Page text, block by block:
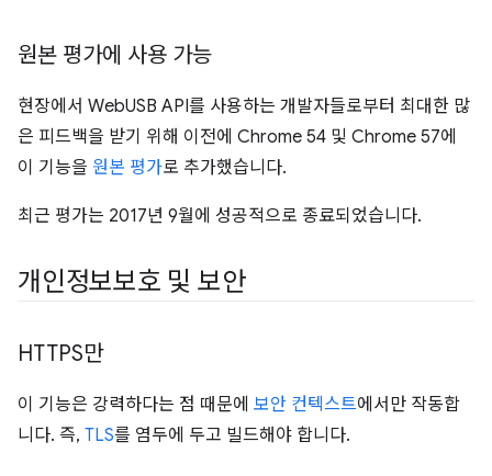
원본 평가에 사용 가능
현장에서 WebUSB API를 사용하는 개발자들로부터 최대한 많
은 피드백을 받기 위해 이전에 Chrome 54 및 Chrome 57에
이 기능을 원본 평가로 추가했습니다.
최근 평가는 2017년 9월에 성공적으로 종료되었습니다.
개인정보보호 및 보안
HTTPS만
이 기능은 강력하다는 점 때문에 보안 컨텍스트에서만 작동합
니다. 즉, TLS를 염두에 두고 빌드해야 합니다.